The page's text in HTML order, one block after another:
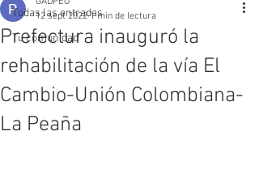
Todas las entradas
Tu comunidad
Prefectura inauguró la
rehabilitación de la vía El
Cambio-Unión Colombiana-
La Peaña
12 sept 2022 1 min de lectura